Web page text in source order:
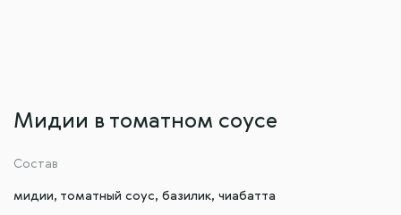
Мидии в томатном соусе
Состав
мидии, томатный соус, базилик, чиабатта